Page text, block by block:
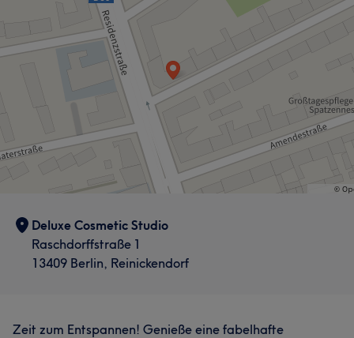
Deluxe Cosmetic Studio
Raschdorffstraße 1
13409 Berlin, Reinickendorf
Zeit zum Entspannen! Genieße eine fabelhafte